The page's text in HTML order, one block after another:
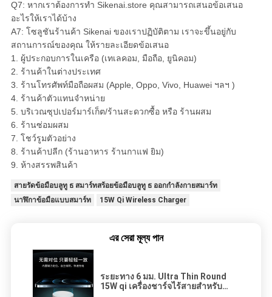
Q7: หากเราต้องการทำ Sikenai.store คุณสามารถเสนอข้อเสนอ
อะไรให้เราได้บ้าง
A7: โซลูชันร้านค้า Sikenai ของเราปฏิบัติตาม เราจะขึ้นอยู่กับ
สถานการณ์ของคุณ ให้รายละเอียดข้อเสนอ
1. ผู้ประกอบการในเครือ (เทเลคอม, มือถือ, ยูนิคอม)
2. ร้านค้าในต่างประเทศ
3. ร้านโทรศัพท์มือถือผสม (Apple, Oppo, Vivo, Huawei ฯลฯ )
4. ร้านค้าตัวแทนจำหน่าย
5. บริเวณซุปเปอร์มาร์เก็ต/ร้านสะดวกซื้อ หรือ ร้านผสม
6. ร้านซ่อมผสม
7. โชว์รูมตัวอย่าง
8. ร้านค้าปลีก (ร้านอาหาร ร้านกาแฟ ยิม)
9. ห้างสรรพสินค้า
สายรัดข้อมือบลูทู ธ สมาร์ทสร้อยข้อมือบลูทู ธ ออกกำลังกายสมาร์ท
นาฬิกาข้อมือแบบสมาร์ท
15W Qi Wireless Charger
এর সেরা মূল্য পান
ระยะทาง 6 มม. Ultra Thin Round
15W qi เครื่องชาร์จไร้สายสำหรับ